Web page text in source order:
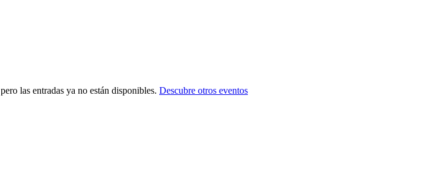
las entradas ya no están disponibles. Descubre otros eventos